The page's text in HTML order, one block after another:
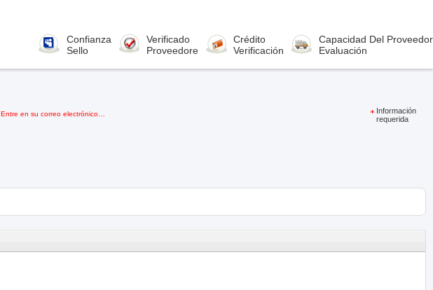
Confianza
Sello
Verificado
Proveedore
Crédito
Verificación
Capacidad Del Proveedor
Evaluación
Entre en su correo electrónico…
Información
requerida